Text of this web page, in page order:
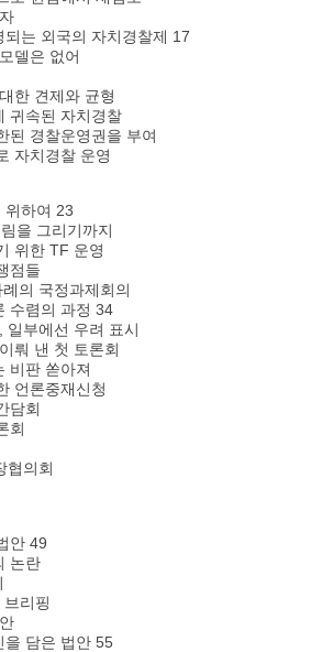
는 외국의 자치경찰제 17
델은 없어
한 견제와 균형
귀속된 자치경찰
된 경찰운영권을 부여
자치경찰 운영
위하여 23
을 그리기까지
위한 TF 운영
점들
의 국정과제회의
수렴의 과정 34
일부에선 우려 표시
뤄 낸 첫 토론회
비판 쏟아져
언론중재신청
담회
회
협의회
안 49
논란
리핑
을 담은 법안 55